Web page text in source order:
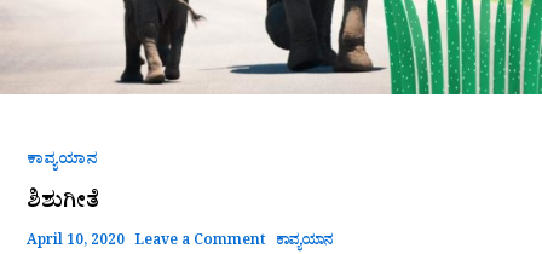
ಕಾವ್ಯಯಾನ
ಶಿಶುಗೀತೆ
April 10, 2020 Leave a Comment ಕಾವ್ಯಯಾನ